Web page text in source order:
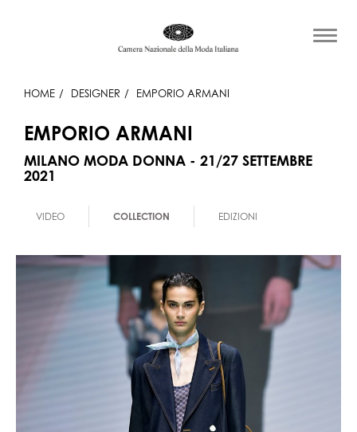
HOME DESIGNER EMPORIO ARMANI
EMPORIO ARMANI
MILANO MODA DONNA - 21/27 SETTEMBRE
2021
VIDEO COLLECTION EDIZIONI